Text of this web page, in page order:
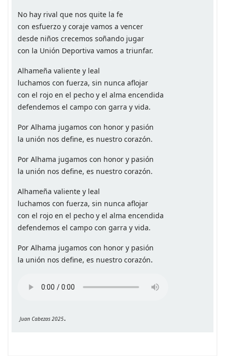
No hay rival que nos quite la fe
con esfuerzo y coraje vamos a vencer
desde niños crecemos soñando jugar
con la Unión Deportiva vamos a triunfar.
Alhameña valiente y leal
luchamos con fuerza, sin nunca aflojar
con el rojo en el pecho y el alma encendida
defendemos el campo con garra y vida.
Por Alhama jugamos con honor y pasión
la unión nos define, es nuestro corazón.
Por Alhama jugamos con honor y pasión
la unión nos define, es nuestro corazón.
Alhameña valiente y leal
luchamos con fuerza, sin nunca aflojar
con el rojo en el pecho y el alma encendida
defendemos el campo con garra y vida.
Por Alhama jugamos con honor y pasión
la unión nos define, es nuestro corazón.
Juan Cabezas 2025.